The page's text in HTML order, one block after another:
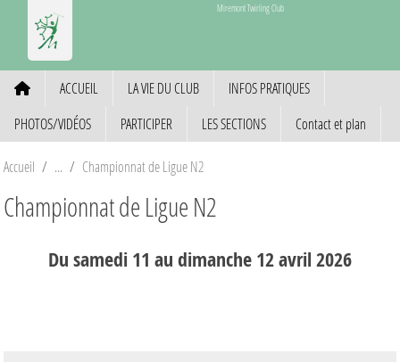
Miremont Twirling Club
ACCUEIL LA VIE DU CLUB
INFOS PRATIQUES
PHOTOS/VIDÉOS
PARTICIPER LES SECTIONS Contact et plan
Accueil Championnat de Ligue N2
Championnat de Ligue N2
Dusamedi11 audimanche12avril2026
Panneau de gestion des cookies